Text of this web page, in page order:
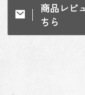
商品レビ
ちら